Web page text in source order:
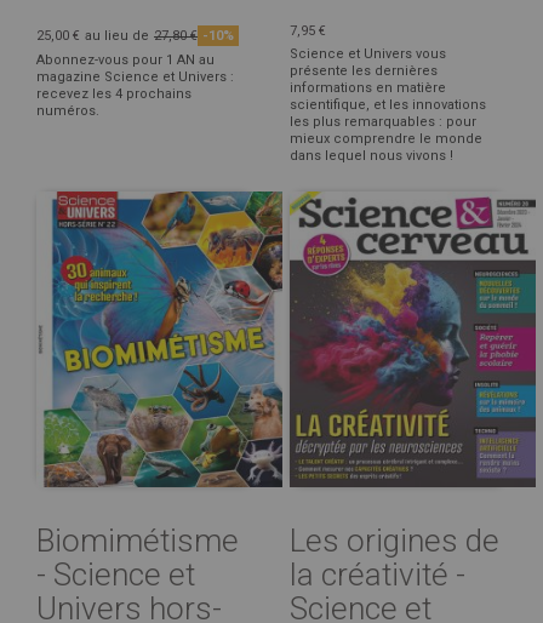
25,00 € au lieu de 27,80 € -10%
Abonnez-vous pour 1 AN au
magazine Science et Univers :
recevez les 4 prochains
numéros.
7,95 €
Science et Univers vous
présente les dernières
informations en matière
scientifique, et les innovations
les plus remarquables : pour
mieux comprendre le monde
dans lequel nous vivons !
Biomimétisme
- Science et
Univers hors-
Les origines de
la créativité -
Science et